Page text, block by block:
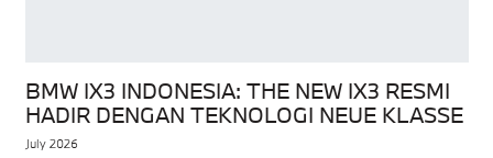
BMW IX3 INDONESIA: THE NEW IX3 RESMI
HADIR DENGAN TEKNOLOGI NEUE KLASSE
July 2026